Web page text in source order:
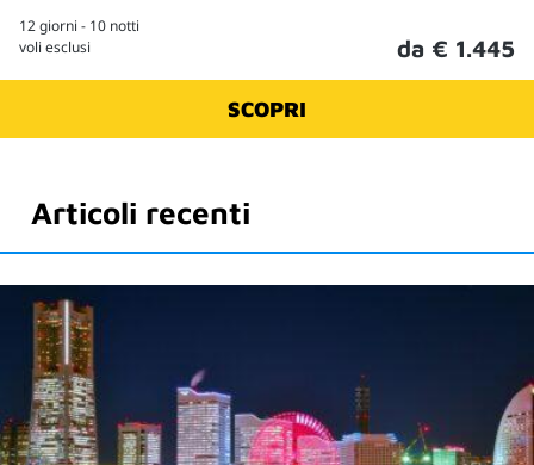
12 giorni - 10 notti
voli esclusi
da € 1.445
SCOPRI
Articoli recenti